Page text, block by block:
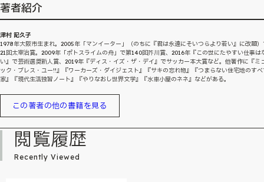
著者紹介
津村 記久子
1978年大阪市生まれ。2005年「マンイーター」（のちに『君は永遠にそいつらより若い』に改題
21回太宰治賞。2009年「ポトスライムの舟」で第140回芥川賞、2016年『この世にたやすい仕事は
い』で芸術選奨新人賞、2019年『ディス・イズ・ザ・デイ』でサッカー本大賞など。他著作に『ミ
ック・ブレス・ユー!!』『ワーカーズ・ダイジェスト』『サキの忘れ物』『つまらない住宅地のす
家』『現代生活独習ノート』『やりなおし世界文学』『水車小屋のネネ』などがある。
この著者の他の書籍を見る
閲覧履歴
Recently Viewed